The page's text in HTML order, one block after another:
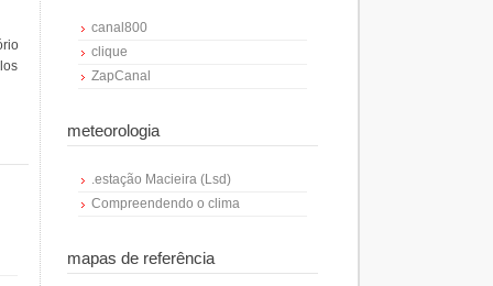
canal800
clique
ZapCanal
meteorologia
.estação Macieira (Lsd)
Compreendendo o clima
mapas de referência